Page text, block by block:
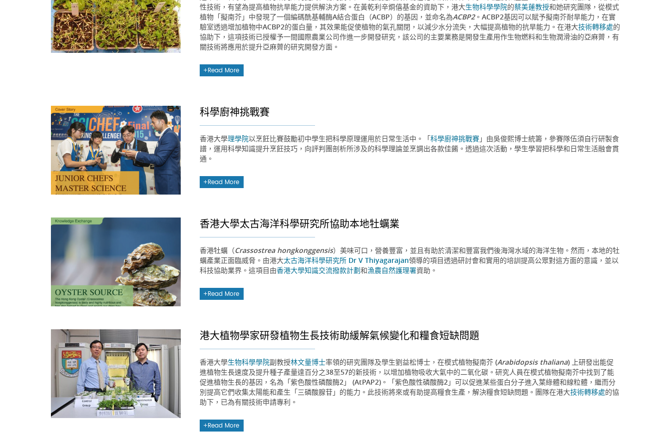
性技術，有望為提高植物抗旱能力提供解決方案。在黃乾利辛烱僖基金的資助下，港大生物科學學院的蔡美蓮教授和她研究團隊，從模式
植物「擬南芥」中發現了一個編碼酰基輔酶A結合蛋白（ACBP）的基因，並命名為ACBP2。ACBP2基因可以賦予擬南芥耐旱能力，在實
驗室透過增加植物中ACBP2的蛋白量，其效果能促使植物的氣孔關閉，以減少水分流失，大幅提高植物的抗旱能力。在港大技術轉移處的
協助下，這項技術已授權予一間國際農業公司作進一步開發研究，該公司的主要業務是開發生產用作生物燃料和生物潤滑油的亞麻薺，有
關技術將應用於提升亞麻薺的研究開發方面。
Read More
科學廚神挑戰賽
香港大學理學院以烹飪比賽鼓勵初中學生把科學原理運用於日常生活中。「科學廚神挑戰賽」由吳俊熙博士統籌，參賽隊伍須自行研製食
譜，運用科學知識提升烹飪技巧，向評判團剖析所涉及的科學理論並烹調出各款佳餚。透過這次活動，學生學習把科學和日常生活融會貫
通。
Read More
香港大學太古海洋科學研究所協助本地牡蠣業
香港牡蠣（Crassostrea hongkonggensis）美味可口，營養豐富，並且有助於清潔和豐富我們後海灣水域的海洋生物。然而，本地的牡
蠣產業正面臨威脅。由港大太古海洋科學研究所 Dr V Thiyagarajan領導的項目透過研討會和實用的培訓提高公眾對這方面的意識，並以
科技協助業界。這項目由香港大學知識交流撥款計劃和漁農自然護理署資助。
Read More
港大植物學家研發植物生長技術助緩解氣候變化和糧食短缺問題
香港大學生物科學學院副教授林文量博士率領的研究團隊及學生劉益松博士，在模式植物擬南芥 (Arabidopsis thaliana) 上研發出能促
進植物生長速度及提升種子產量達百分之38至57的新技術，以增加植物吸收大氣中的二氧化碳。研究人員在模式植物擬南芥中找到了能
促進植物生長的基因，名為「紫色酸性磷酸酶2」 (AtPAP2)。「紫色酸性磷酸酶2」可以促進某些蛋白分子進入葉綠體和線粒體，繼而分
別提高它們收集太陽能和產生「三磷酸腺苷」的能力。此技術將來或有助提高糧食生產，解決糧食短缺問題。團隊在港大技術轉移處的協
助下，已為有關技術申請專利。
Read More